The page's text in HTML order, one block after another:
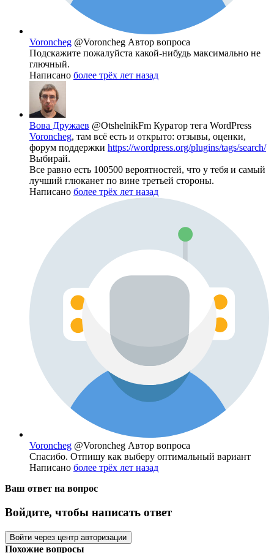
Voroncheg @Voroncheg Автор вопроса
Подскажите пожалуйста какой-нибудь максимально не
глючный.
Написано более трёх лет назад
Вова Дружаев @OtshelnikFm Куратор тега WordPress
Voroncheg, там всё есть и открыто: отзывы, оценки,
форум поддержки https://wordpress.org/plugins/tags/search/
Выбирай.
Все равно есть 100500 вероятностей, что у тебя и самый
лучший глюканет по вине третьей стороны.
Написано более трёх лет назад
Voroncheg @Voroncheg Автор вопроса
Спасибо. Отпишу как выберу оптимальный вариант
Написано более трёх лет назад
Ваш ответ на вопрос
Войдите, чтобы написать ответ
Войти через центр авторизации
Похожие вопросы